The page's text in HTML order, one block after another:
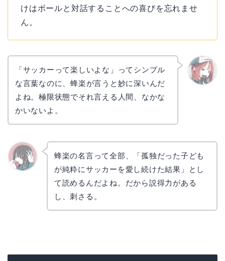
けはボールと対話することへの喜びを忘れませ
ん。
「サッカーって楽しいよな」ってシンプル
な言葉なのに、蜂楽が言うと妙に深いんだ
よね。極限状態でそれ言える人間、なかな
かいないよ。
蜂楽の名言って全部、「孤独だった子ども
が純粋にサッカーを愛し続けた結果」とし
て読めるんだよね。だから説得力がある
し、刺さる。